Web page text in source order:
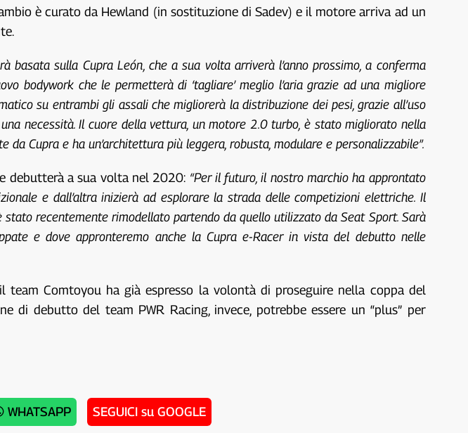
è curato da Hewland (in sostituzione di Sadev) e il motore arriva ad un
basata sulla Cupra León, che a sua volta arriverà l’anno prossimo, a conferma
bodywork che le permetterà di ‘tagliare’ meglio l’aria grazie ad una migliore
su entrambi gli assali che migliorerà la distribuzione dei pesi, grazie all’uso
necessità. Il cuore della vettura, un motore 2.0 turbo, è stato migliorato nella
Cupra e ha un’architettura più leggera, robusta, modulare e personalizzabile”.
debutterà a sua volta nel 2020: “Per il futuro, il nostro marchio ha approntato
e dall’altra inizierà ad esplorare la strada delle competizioni elettriche. Il
recentemente rimodellato partendo da quello utilizzato da Seat Sport. Sarà
e dove appronteremo anche la Cupra e-Racer in vista del debutto nelle
Comtoyou ha già espresso la volontà di proseguire nella coppa del
di debutto del team PWR Racing, invece, potrebbe essere un “plus” per
WHATSAPP SEGUICI su GOOGLE